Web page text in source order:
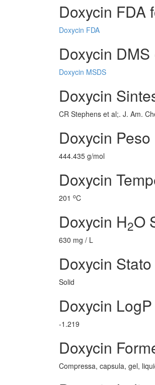
Doxycin FDA
Doxycin FDA
Doxycin
Doxycin MSDS
Doxycin
CR Stephens et al;. J. Am.
Doxycin
444.435 g/mol
Doxycin
201 oC
Doxycin H2O
630 mg / L
Doxycin Stato
Solid
Doxycin LogP
-1.219
Doxycin
Compressa, capsula, gel,